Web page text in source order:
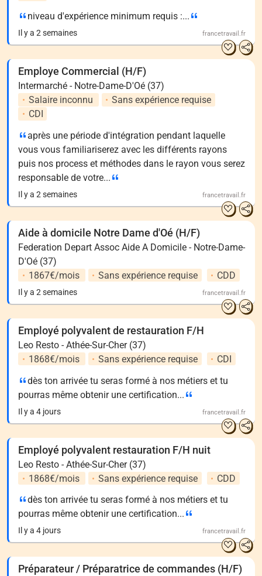
niveau d'expérience minimum requis :...
Il y a 2 semaines francetravail.fr
Employe Commercial (H/F)
Intermarché - Notre-Dame-D'Oé (37)
Salaire inconnu
Sans expérience requise
CDI
après une période d'intégration pendant laquelle
vous vous familiariserez avec les différents rayons
puis nos process et méthodes dans le rayon vous serez
responsable de votre...
Il y a 2 semaines francetravail.fr
Aide à domicile Notre Dame d'Oé (H/F)
Federation Depart Assoc Aide A Domicile - Notre-Dame-
D'Oé (37)
1867€/mois
Sans expérience requise CDD
Il y a 2 semaines francetravail.fr
Employé polyvalent de restauration F/H
Leo Resto - Athée-Sur-Cher (37)
1868€/mois
Sans expérience requise
CDI
dès ton arrivée tu seras formé à nos métiers et tu
pourras même obtenir une certification...
Il y a 4 jours francetravail.fr
Employé polyvalent restauration F/H nuit
Leo Resto - Athée-Sur-Cher (37)
1868€/mois
Sans expérience requise
CDD
dès ton arrivée tu seras formé à nos métiers et tu
pourras même obtenir une certification...
Il y a 4 jours francetravail.fr
Préparateur / Préparatrice de commandes (H/F)